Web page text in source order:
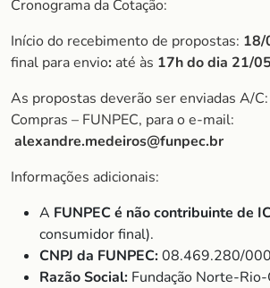
Cronograma da Cotação:
Início do recebimento de propostas: 18/
final para envio: até às 17h do dia 21/
As propostas deverão ser enviadas A/
Compras – FUNPEC, para o e-mail:
alexandre.medeiros@funpec.br
Informações adicionais:
A FUNPEC é não contribuinte de
consumidor final).
CNPJ da FUNPEC:08.469.280/
Razão Social: Fundação Norte-